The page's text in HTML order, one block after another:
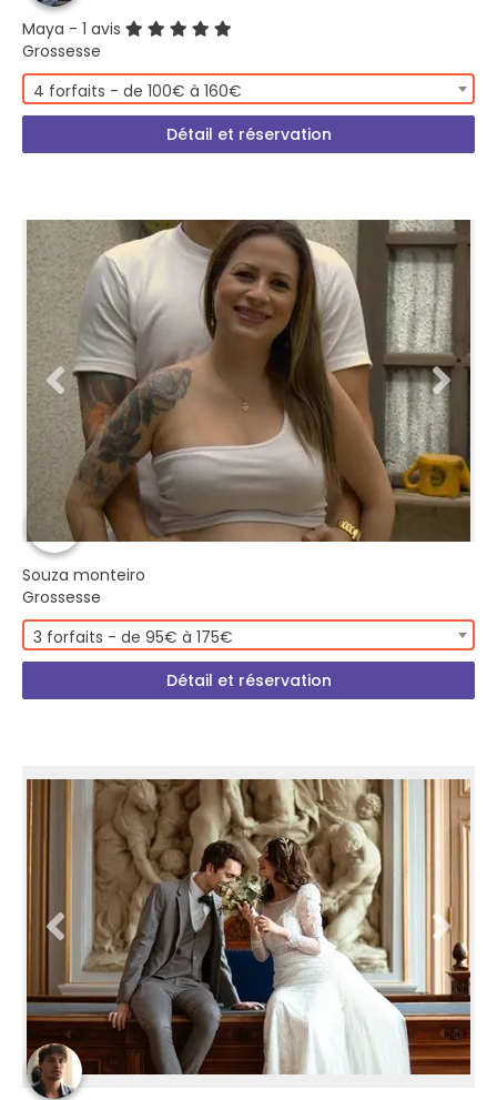
Maya - 1 avis
Grossesse
4 forfaits - de 100€ à 160€
Détail et réservation
Souza monteiro
Grossesse
3 forfaits - de 95€ à 175€
Détail et réservation